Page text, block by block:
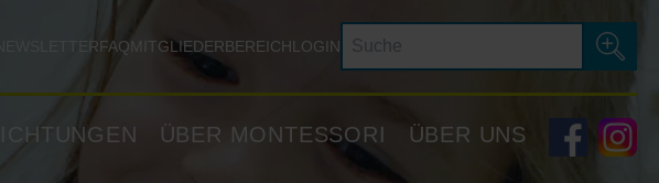
NEWSLETTERFAQMITGLIEDERBEREICHLOGIN
ÜBER MONTESSORI ÜBER UNS